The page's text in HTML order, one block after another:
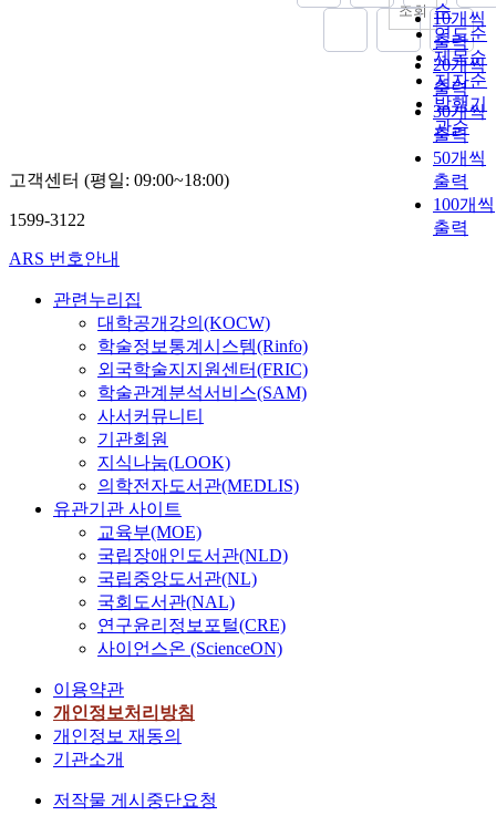
순
연도순
제목순
저자순
발행기
관순
10개씩
출력
20개씩
출력
30개씩
출력
50개씩
출력
100개씩
출력
조회
고객센터 (평일: 09:00~18:00)
1599-3122
ARS 번호안내
관련누리집
대학공개강의(KOCW)
학술정보통계시스템(Rinfo)
외국학술지지원센터(FRIC)
학술관계분석서비스(SAM)
사서커뮤니티
기관회원
지식나눔(LOOK)
의학전자도서관(MEDLIS)
유관기관 사이트
교육부(MOE)
국립장애인도서관(NLD)
국립중앙도서관(NL)
국회도서관(NAL)
연구윤리정보포털(CRE)
사이언스온 (ScienceON)
이용약관
개인정보처리방침
개인정보 재동의
기관소개
저작물 게시중단요청